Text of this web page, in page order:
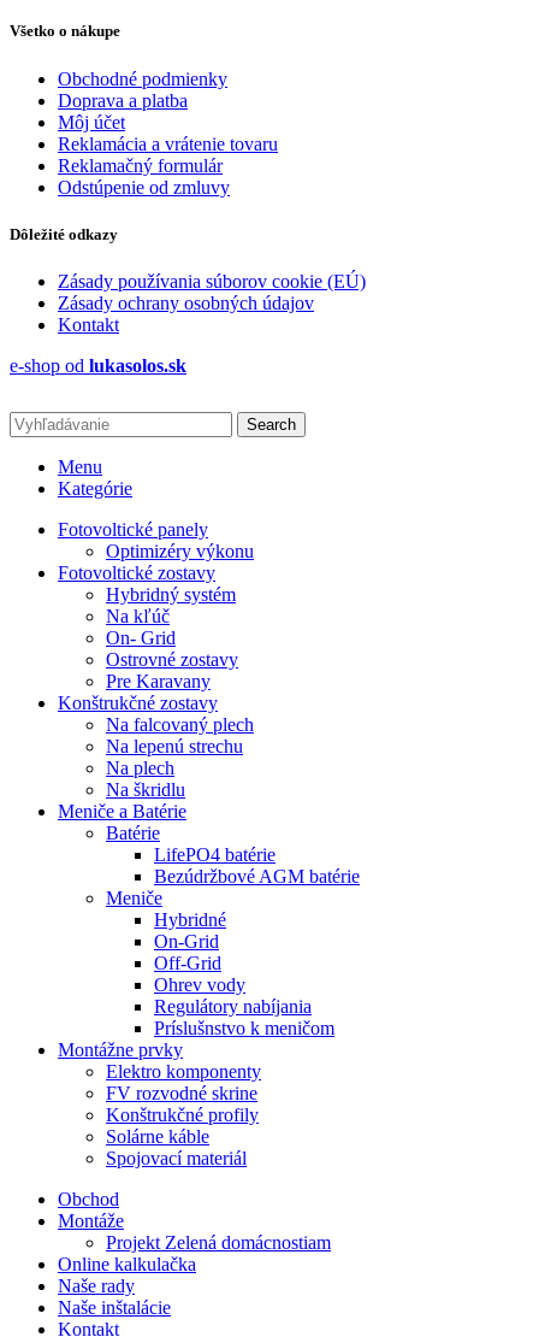
Všetko o nákupe
Obchodné podmienky
Doprava a platba
Môj účet
Reklamácia a vrátenie tovaru
Reklamačný formulár
Odstúpenie od zmluvy
Dôležité odkazy
Zásady používania súborov cookie (EÚ)
Zásady ochrany osobných údajov
Kontakt
e-shop od lukasolos.sk
Search
Menu
Kategórie
Fotovoltické panely
Optimizéry výkonu
Fotovoltické zostavy
Hybridný systém
Na kľúč
On- Grid
Ostrovné zostavy
Pre Karavany
Konštrukčné zostavy
Na falcovaný plech
Na lepenú strechu
Na plech
Na škridlu
Meniče a Batérie
Batérie
LifePO4 batérie
Bezúdržbové AGM batérie
Meniče
Hybridné
On-Grid
Off-Grid
Ohrev vody
Regulátory nabíjania
Príslušnstvo k meničom
Montážne prvky
Elektro komponenty
FV rozvodné skrine
Konštrukčné profily
Solárne káble
Spojovací materiál
Obchod
Montáže
Projekt Zelená domácnostiam
Online kalkulačka
Naše rady
Naše inštalácie
Kontakt